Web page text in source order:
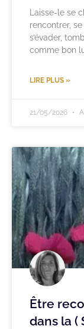
Laisse-le se
rencontrer,
s’évader,
comme bon
LIRE PLUS »
21/05/2026
Être
dans la (